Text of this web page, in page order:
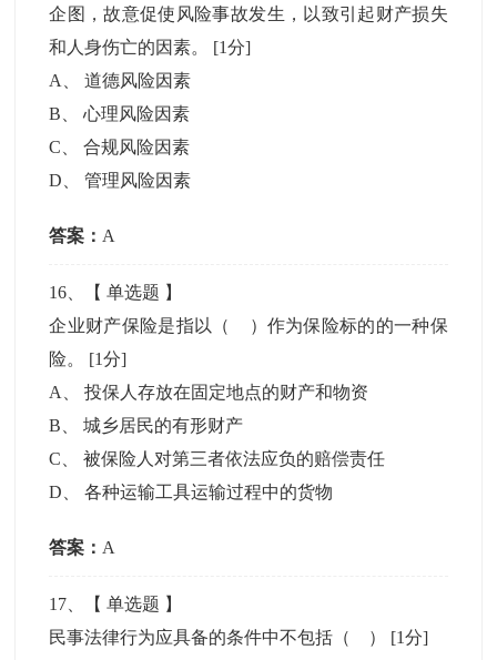
企图，故意促使风险事故发生，以致引起财产损失
和人身伤亡的因素。 [1分]
A
、道德风险因素
B 、心理风险因素
C 、合规风险因素
D 、管理风险因素
答案： A
16 、【单选题 】
企业财产保险是指以（ ）作为保险标的的一种保
险。 [1分]
A
、投保人存放在固定地点的财产和物资
B 、城乡居民的有形财产
C 、被保险人对第三者依法应负的赔偿责任
D 、各种运输工具运输过程中的货物
答案： A
17 、【单选题 】
民事法律行为应具备的条件中不包括（ ） [1分]